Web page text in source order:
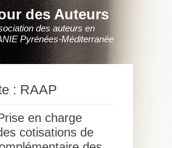
des Auteurs
des auteurs en
Pyrénées-Méditerranée
: RAAP
en charge
cotisations de